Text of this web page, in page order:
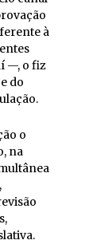
à
—, o fiz
do
o
na